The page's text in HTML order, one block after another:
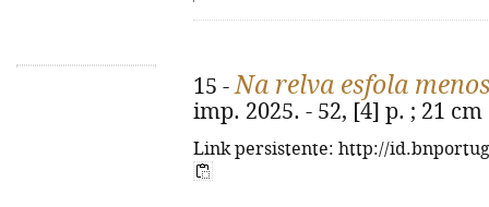
15 -Na relva esfola
imp. 2025. - 52, [4] p. ; 21 cm
Link persistente: http://